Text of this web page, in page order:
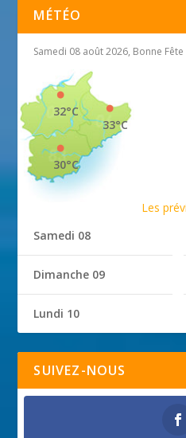
MÉTÉO
Samedi 08 août 2026, Bonne
33°C
32°C
30°C
Les
Samedi 08
Dimanche 09
Lundi 10
SUIVEZ-NOUS